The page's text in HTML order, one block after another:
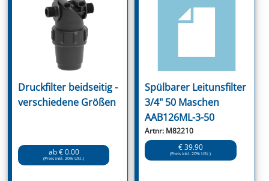
Druckfilter beidseitig -
verschiedene Größen
ab € 0.00
(Preis inkl. 20% USt.)
Spülbarer Leitunsfilter
3/4" 50 Maschen
AAB126ML-3-50
Artnr: M82210
€ 39.90
(Preis inkl. 20% USt.)